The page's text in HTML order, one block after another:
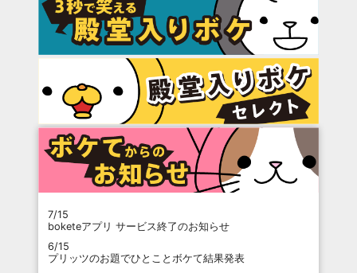
7/15
boketeアプリ サービス終了のお知らせ
6/15
プリッツのお題でひとことボケて結果発表